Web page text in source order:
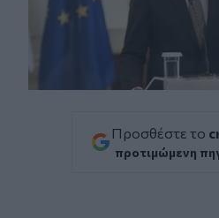
Προσθέστε το
προτιμώμενη